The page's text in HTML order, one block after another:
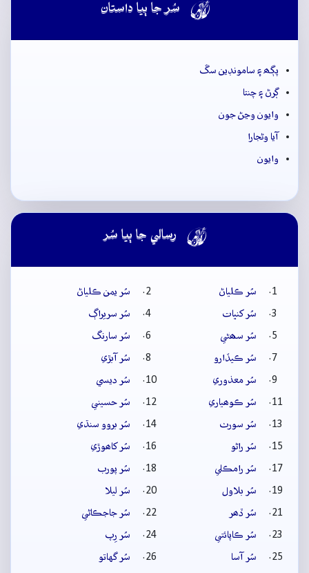
 سُر جا ٻيا داستان
پڳھ ۽ سامونڊين سڱ
ڳرڻ ۽ چنتا
وايون وڃڻ جون
آيا وڻجارا
وايون
 رسالي جا ٻيا سُر
سُر ڪلياڻ
سُر يمن ڪلياڻ
سُر کنڀات
سُر سريراڳ
سُر سھڻي
سُر سارنگ
سُر ڪيڏارو
سُر آبڙي
سُر معذوري
سُر ديسي
سُر ڪوھياري
سُر حسيني
سُر سورٺ
سُر بروو سنڌي
سُر راڻو
سُر کاھوڙي
سُر رامڪلي
سُر پورب
سُر بلاول
سُر ليلا
سُر ڏھر
سُر جاجڪاڻي
سُر ڪاپائتي
سُر رِپ
سُر آسا
سُر گهاتو